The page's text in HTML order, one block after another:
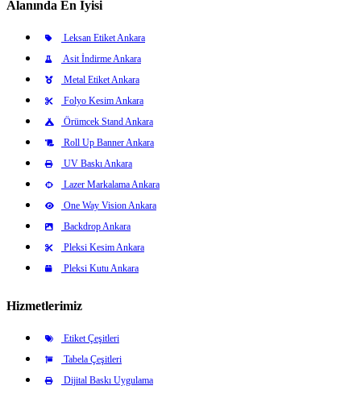
Alanında En İyisi
Leksan Etiket Ankara
Asit İndirme Ankara
Metal Etiket Ankara
Folyo Kesim Ankara
Örümcek Stand Ankara
Roll Up Banner Ankara
UV Baskı Ankara
Lazer Markalama Ankara
One Way Vision Ankara
Backdrop Ankara
Pleksi Kesim Ankara
Pleksi Kutu Ankara
Hizmetlerimiz
Etiket Çeşitleri
Tabela Çeşitleri
Dijital Baskı Uygulama